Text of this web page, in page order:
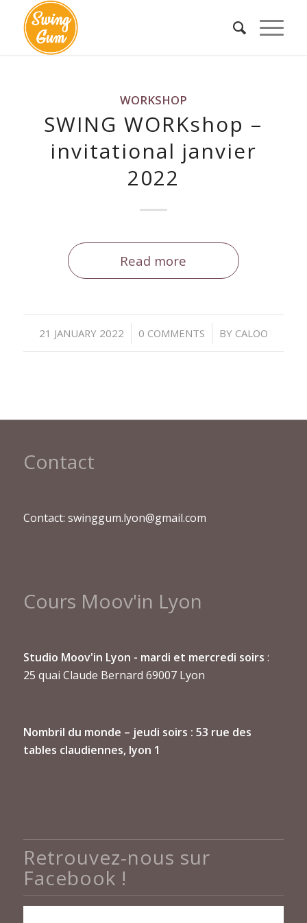
WORKSHOP
SWING WORKshop –
invitational janvier
2022
Read more
21 JANUARY 2022
/ 0 COMMENTS
/ BY CALOO
Contact
Contact: swinggum.lyon@gmail.com
Cours Moov'in Lyon
Studio Moov'in Lyon - mardi et mercredi soirs :
25 quai Claude Bernard 69007 Lyon
Nombril du monde – jeudi soirs : 53 rue des
tables claudiennes, lyon 1
Retrouvez-nous sur
Facebook !